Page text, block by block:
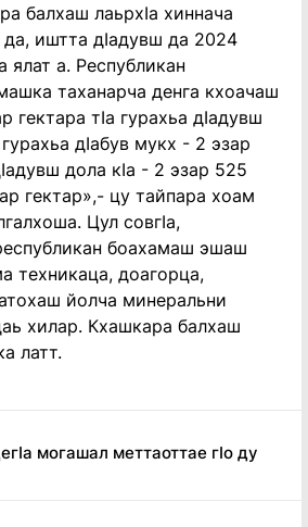
могашал меттаоттае гӏо ду
балхаш лаьрхӀа хиннача
иштта дӀадувш да 2024
ялат а. Республикан
таханарча денга кхоачаш
гектара тӀа гурахьа дӀадувш
дӀабув мукх - 2 эзар
дола кӀа - 2 эзар 525
гектар»,- цу тайпара хоам
Цул совгӀа,
боахамаш эшаш
техникаца, доагорца,
йолча минеральни
хилар. Кхашкара балхаш
латт.